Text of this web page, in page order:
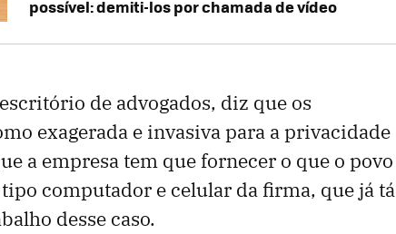
possível: demiti-los por chamada de vídeo
de advogados, diz que os
exagerada e invasiva para a privacidade
a empresa tem que fornecer o que o povo
computador e celular da firma, que já tá
desse caso.